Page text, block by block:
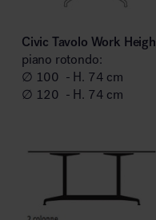
Civic Tavolo Work Heigh
piano rotondo:
∅ 100 - H. 74 cm
∅ 120 - H. 74 cm